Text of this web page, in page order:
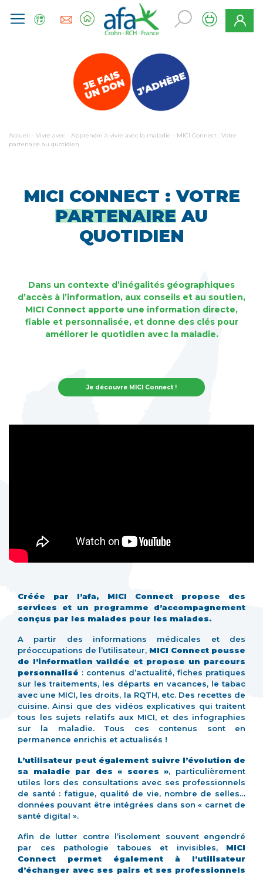
Accueil - Vivre avec - Apprendre à vivre avec la maladie - MICI Connect : Votre
partenaire au quotidien
MICI CONNECT : VOTRE
PARTENAIRE AU
QUOTIDIEN
Dans un contexte d’inégalités géographiques
d’accès à l’information, aux conseils et au soutien,
MICI Connect apporte une information directe,
fiable et personnalisée, et donne des clés pour
améliorer le quotidien avec la maladie.
Je découvre MICI Connect !
Créée par l’afa, MICI Connect propose des
services et un programme d’accompagnement
conçus par les malades pour les malades.
A partir des informations médicales et des
préoccupations de l’utilisateur, MICI Connect pousse
de l’information validée et propose un parcours
personnalisé : contenus d’actualité, fiches pratiques
sur les traitements, les départs en vacances, le tabac
avec une MICI, les droits, la RQTH, etc. Des recettes de
cuisine. Ainsi que des vidéos explicatives qui traitent
tous les sujets relatifs aux MICI, et des infographies
sur la maladie. Tous ces contenus sont en
permanence enrichis et actualisés !
L’utilisateur peut également suivre l’évolution de
sa maladie par des « scores », particulièrement
utiles lors des consultations avec ses professionnels
de santé : fatigue, qualité de vie, nombre de selles…
données pouvant être intégrées dans son « carnet de
santé digital ».
Afin de lutter contre l’isolement souvent engendré
par ces pathologie taboues et invisibles, MICI
Connect permet également à l’utilisateur
d’échanger avec ses pairs et ses professionnels